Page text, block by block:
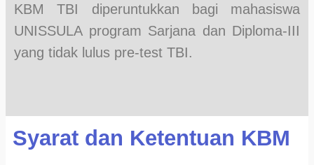
KBM TBI diperuntukkan bagi mahasiswa
UNISSULA program Sarjana dan Diploma-III
yang tidak lulus pre-test TBI.
Syarat dan Ketentuan KBM